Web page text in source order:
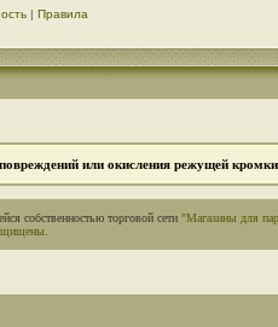
| Правила
или окисления режущей
собственностью торговой сети "Магазины для